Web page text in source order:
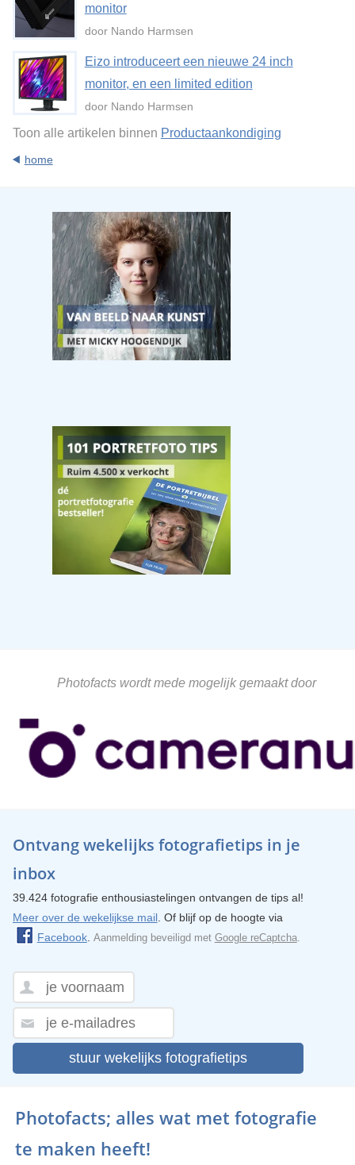
monitor
door Nando Harmsen
Eizo introduceert een nieuwe 24 inch
monitor, en een limited edition
door Nando Harmsen
Toon alle artikelen binnen Productaankondiging
home
Photofacts wordt mede mogelijk gemaakt door
Ontvang wekelijks fotografietips in je
inbox
39.424 fotografie enthousiastelingen ontvangen de tips al!
Meer over de wekelijkse mail. Of blijf op de hoogte via
Facebook. Aanmelding beveiligd met Google reCaptcha.
stuur wekelijks fotografietips
Photofacts; alles wat met fotografie
te maken heeft!